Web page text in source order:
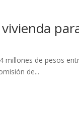
de pesos
de...